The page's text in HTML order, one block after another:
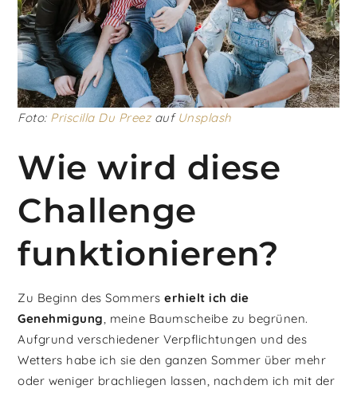
Foto: Priscilla Du Preezauf Unsplash
Wie wird diese
Challenge
funktionieren?
Zu Beginn des Sommerserhielt ich die
Genehmigung, meine Baumscheibe zu begrünen.
Aufgrund verschiedener Verpflichtungen und des
Wetters habe ich sie den ganzen Sommer über mehr
oder weniger brachliegen lassen, nachdem ich mit der